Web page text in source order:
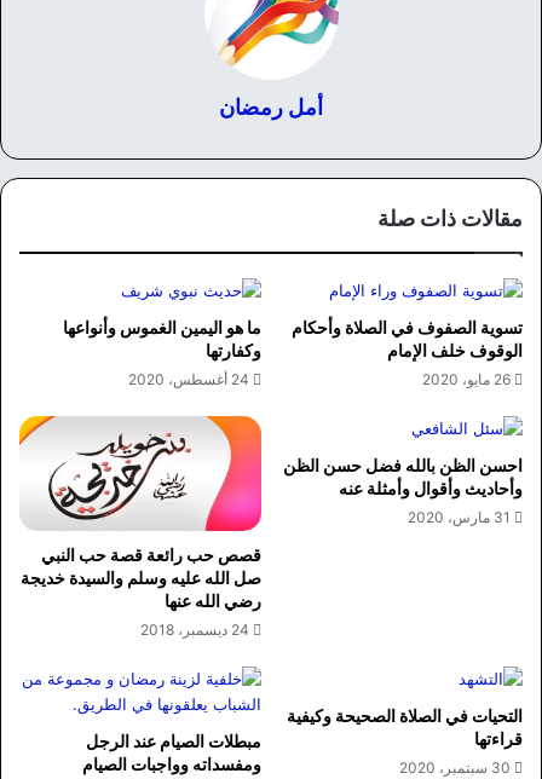
أمل رمضان
مقالات ذات صلة
تسوية الصفوف في الصلاة وأحكام
الوقوف خلف الإمام
26 مايو، 2020
ما هو اليمين الغموس وأنواعها
وكفارتها
24 أغسطس، 2020
احسن الظن بالله فضل حسن الظن
وأحاديث وأقوال وأمثلة عنه
31 مارس، 2020
قصص حب رائعة قصة حب النبي
صل الله عليه وسلم والسيدة خديجة
رضي الله عنها
24 ديسمبر، 2018
التحيات في الصلاة الصحيحة وكيفية
قراءتها
30 سبتمبر، 2020
مبطلات الصيام عند الرجل
ومفسداته وواجبات الصيام